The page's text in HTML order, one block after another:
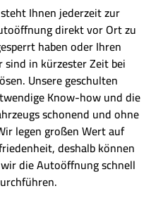
Ihnen jederzeit zur
direkt vor Ort zu
haben oder Ihren
in kürzester Zeit bei
Unsere geschulten
Know-how und die
schonend und ohne
legen großen Wert auf
deshalb können
die Autoöffnung schnell